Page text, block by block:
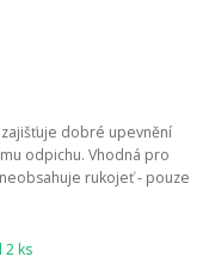
zajišťuje dobré upevnění
odpichu. Vhodná pro
rukojeť - pouze
2 ks